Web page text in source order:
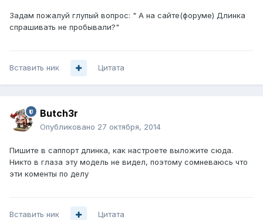
Задам пожалуй глупый вопрос: " А на сайте(форуме) Длинка
спрашивать не пробывали?"
Вставить ник Цитата
Butch3r
Опубликовано 27 октября, 2014
Пишите в саппорт длинка, как настроете выложите сюда.
Никто в глаза эту модель не видел, поэтому сомневаюсь что
эти коменты по делу
Вставить ник Цитата